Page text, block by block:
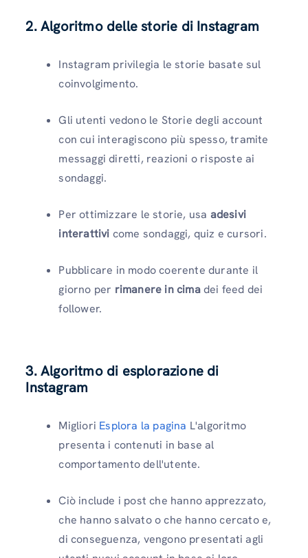
2. Algoritmo delle storie di Instagram
Instagram privilegia le storie basate sul
coinvolgimento.
Gli utenti vedono le Storie degli account
con cui interagiscono più spesso, tramite
messaggi diretti, reazioni o risposte ai
sondaggi.
Per ottimizzare le storie, usa adesivi
interattivi come sondaggi, quiz e cursori.
Pubblicare in modo coerente durante il
giorno per rimanere in cimadei feed dei
follower.
3. Algoritmo di esplorazione di
Instagram
Migliori Esplora la pagina L'algoritmo
presenta i contenuti in base al
comportamento dell'utente.
Ciò include i post che hanno apprezzato,
che hanno salvato o che hanno cercato e,
di conseguenza, vengono presentati agli